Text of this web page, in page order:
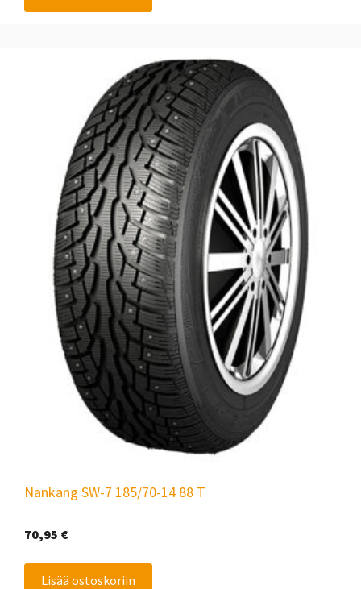
Nankang SW-7 185/70-14 88 T
70,95 €
Lisää ostoskoriin